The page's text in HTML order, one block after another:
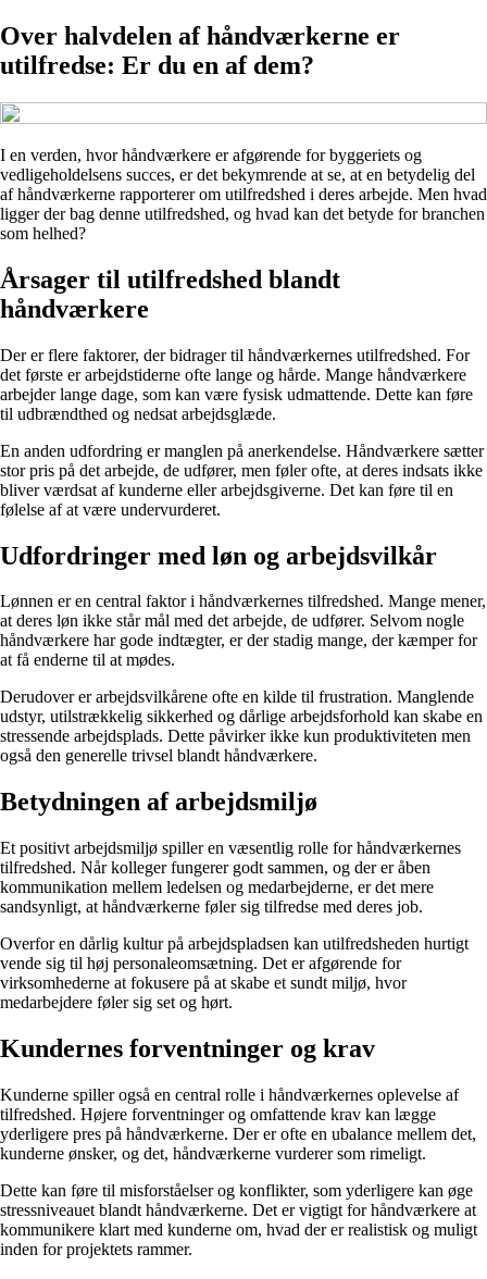
Over halvdelen af håndværkerne er
utilfredse: Er du en af dem?
I en verden, hvor håndværkere er afgørende for byggeriets og
vedligeholdelsens succes, er det bekymrende at se, at en betydelig del
af håndværkerne rapporterer om utilfredshed i deres arbejde. Men hvad
ligger der bag denne utilfredshed, og hvad kan det betyde for branchen
som helhed?
Årsager til utilfredshed blandt
håndværkere
Der er flere faktorer, der bidrager til håndværkernes utilfredshed. For
det første er arbejdstiderne ofte lange og hårde. Mange håndværkere
arbejder lange dage, som kan være fysisk udmattende. Dette kan føre
til udbrændthed og nedsat arbejdsglæde.
En anden udfordring er manglen på anerkendelse. Håndværkere sætter
stor pris på det arbejde, de udfører, men føler ofte, at deres indsats ikke
bliver værdsat af kunderne eller arbejdsgiverne. Det kan føre til en
følelse af at være undervurderet.
Udfordringer med løn og arbejdsvilkår
Lønnen er en central faktor i håndværkernes tilfredshed. Mange mener,
at deres løn ikke står mål med det arbejde, de udfører. Selvom nogle
håndværkere har gode indtægter, er der stadig mange, der kæmper for
at få enderne til at mødes.
Derudover er arbejdsvilkårene ofte en kilde til frustration. Manglende
udstyr, utilstrækkelig sikkerhed og dårlige arbejdsforhold kan skabe en
stressende arbejdsplads. Dette påvirker ikke kun produktiviteten men
også den generelle trivsel blandt håndværkere.
Betydningen af arbejdsmiljø
Et positivt arbejdsmiljø spiller en væsentlig rolle for håndværkernes
tilfredshed. Når kolleger fungerer godt sammen, og der er åben
kommunikation mellem ledelsen og medarbejderne, er det mere
sandsynligt, at håndværkerne føler sig tilfredse med deres job.
Overfor en dårlig kultur på arbejdspladsen kan utilfredsheden hurtigt
vende sig til høj personaleomsætning. Det er afgørende for
virksomhederne at fokusere på at skabe et sundt miljø, hvor
medarbejdere føler sig set og hørt.
Kundernes forventninger og krav
Kunderne spiller også en central rolle i håndværkernes oplevelse af
tilfredshed. Højere forventninger og omfattende krav kan lægge
yderligere pres på håndværkerne. Der er ofte en ubalance mellem det,
kunderne ønsker, og det, håndværkerne vurderer som rimeligt.
Dette kan føre til misforståelser og konflikter, som yderligere kan øge
stressniveauet blandt håndværkerne. Det er vigtigt for håndværkere at
kommunikere klart med kunderne om, hvad der er realistisk og muligt
inden for projektets rammer.